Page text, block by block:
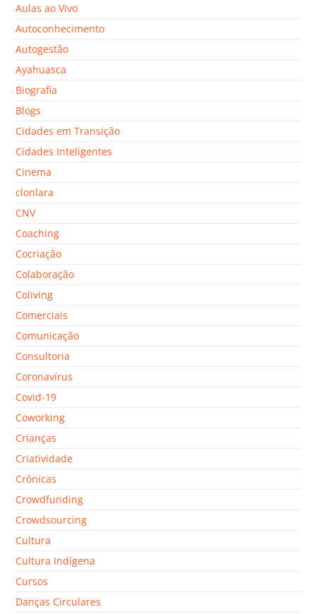
Aulas ao Vivo
Autoconhecimento
Autogestão
Ayahuasca
Biografia
Blogs
Cidades em Transição
Cidades Inteligentes
Cinema
clonlara
CNV
Coaching
Cocriação
Colaboração
Coliving
Comerciais
Comunicação
Consultoria
Coronavírus
Covid-19
Coworking
Crianças
Criatividade
Crônicas
Crowdfunding
Crowdsourcing
Cultura
Cultura Indígena
Cursos
Danças Circulares